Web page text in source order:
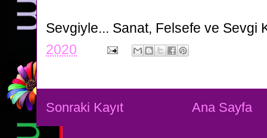
Sevgiyle... Sanat, Felsefe ve Sevgi
2020
Sonraki Kayıt Ana Sayfa